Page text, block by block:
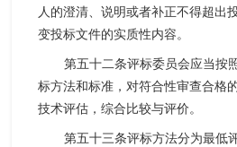
人的澄清、说明或者补正不得超出
变投标文件的实质性内容。
第五十二条评标委员会应当按
标方法和标准，对符合性审查合格
技术评估，综合比较与评价。
第五十三条评标方法分为最低